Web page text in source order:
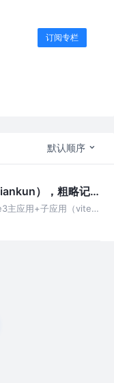
订阅专栏
默认顺序
），粗略记
主应用+子应用（vite-
录，